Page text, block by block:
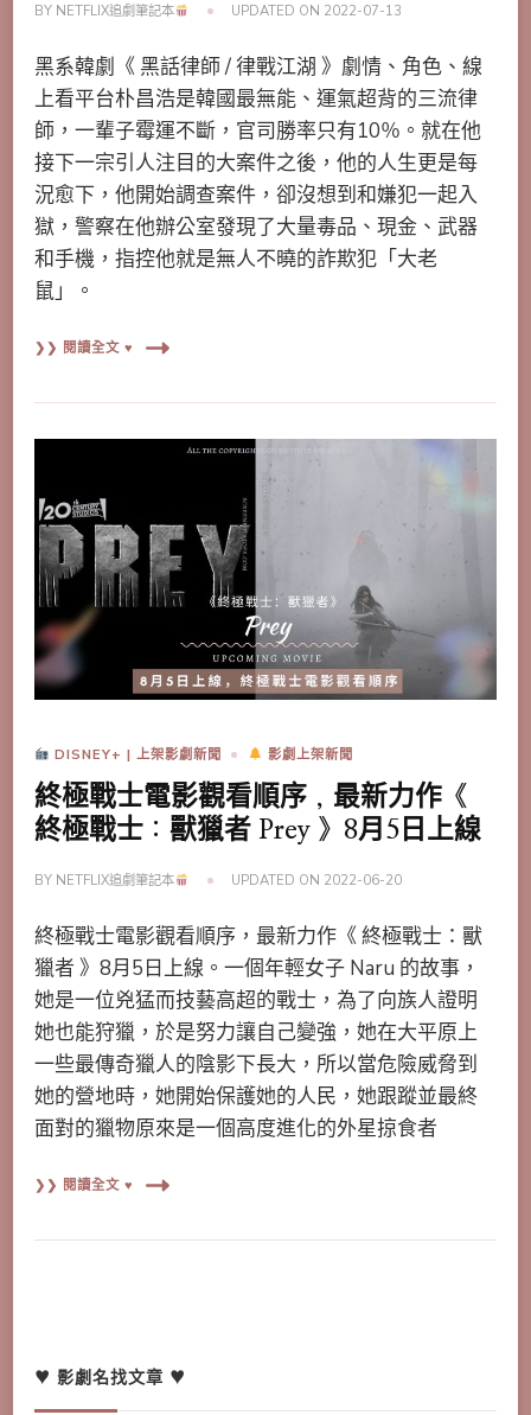
BY NETFLIX追劇筆記本 UPDATED ON 2022-07-13
黑系韓劇《 黑話律師 / 律戰江湖 》劇情、角色、線
上看平台朴昌浩是韓國最無能、運氣超背的三流律
師，一輩子霉運不斷，官司勝率只有10％。就在他
接下一宗引人注目的大案件之後，他的人生更是每
況愈下，他開始調查案件，卻沒想到和嫌犯一起入
獄，警察在他辦公室發現了大量毒品、現金、武器
和手機，指控他就是無人不曉的詐欺犯「大老
鼠」。
❯❯ 閱讀全文 ♥
DISNEY+ | 上架影劇新聞 影劇上架新聞
終極戰士電影觀看順序，最新力作《
終極戰士：獸獵者 Prey 》8月5日上線
BY NETFLIX追劇筆記本 UPDATED ON 2022-06-20
終極戰士電影觀看順序，最新力作《 終極戰士：獸
獵者 》8月5日上線。一個年輕女子 Naru 的故事，
她是一位兇猛而技藝高超的戰士，為了向族人證明
她也能狩獵，於是努力讓自己變強，她在大平原上
一些最傳奇獵人的陰影下長大，所以當危險威脅到
她的營地時，她開始保護她的人民，她跟蹤並最終
面對的獵物原來是一個高度進化的外星掠食者
❯❯ 閱讀全文 ♥
♥ 影劇名找文章 ♥